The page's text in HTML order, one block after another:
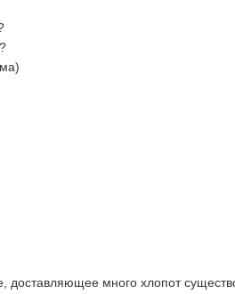
доставляющее много хлопот